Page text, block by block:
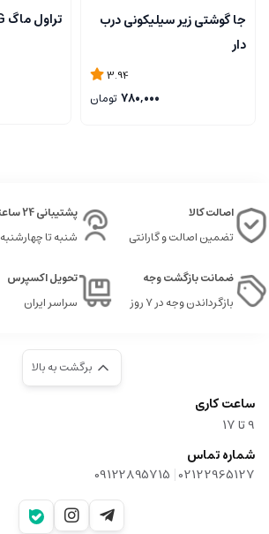
جا گوشتی زیر سیلیکونی درب
دار
3.94
780,000 تومان
تراول ماگ SMEG
اصالت کالا
تضمین اصالت و گارانتی
پشتیبانی 24 ساعته
شنبه تا چهارشنبه
ضمانت بازگشت وجه
بازگرداندن وجه در ۷ روز
تحویل اکسپرس
سراسر ایران
برگشت به بالا
ساعت کاری
9‌ تا ۱۷
شماره تماس
02122965127
|
09122895715